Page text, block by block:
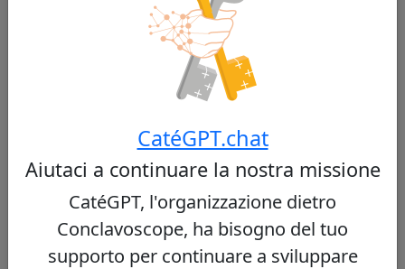
Orani João Tempesta
Cardinale brasiliano, arcivescovo di Rio de
Janeiro, cistercense, noto per il suo impegno
pastorale equilibrata tra tradizione e apertura.
Vedi profilo
CatéGPT.chat
Aiutaci a continuare la nostra missione
CatéGPT, l'organizzazione dietro
Conclavoscope, ha bisogno del tuo
supporto per continuare a sviluppare